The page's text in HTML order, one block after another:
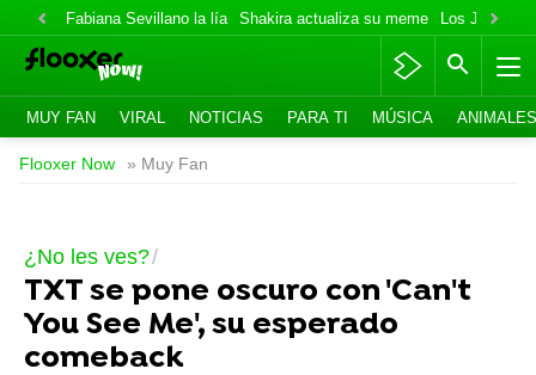
Fabiana Sevillano la lía Shakira actualiza su meme Los Jonas
MUY FAN VIRAL NOTICIAS PARA TI MÚSICA ANIMALES
Flooxer Now » Muy Fan
¿No les ves?
TXT se pone oscuro con 'Can't
You See Me', su esperado
comeback